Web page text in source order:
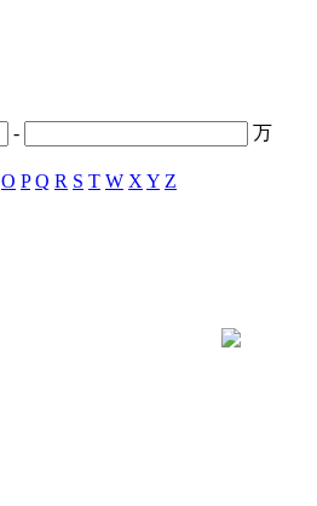
- 万
O P Q R S T W X Y Z